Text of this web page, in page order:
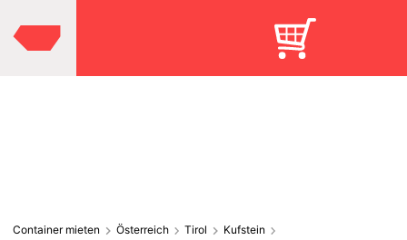
Container mieten Österreich Tirol
Kufstein